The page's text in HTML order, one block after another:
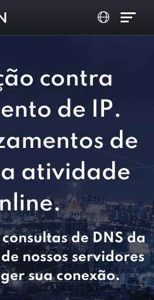
contra
de IP.
de
atividade
de DNS da
nossos servidores
sua conexão.